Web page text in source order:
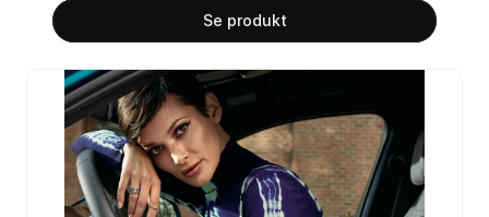
Se produkt